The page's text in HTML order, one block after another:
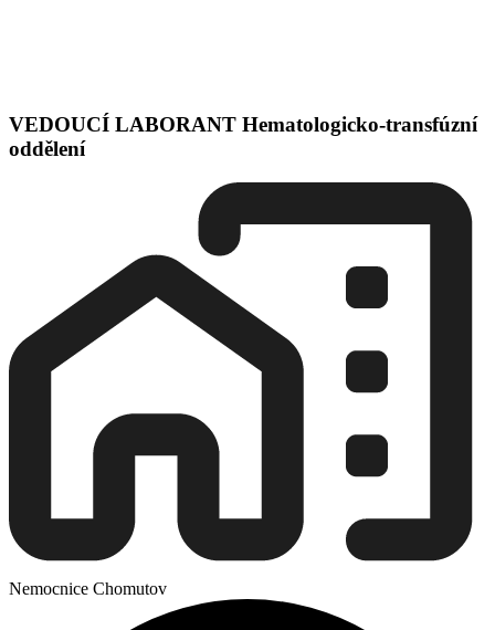
VEDOUCÍ LABORANT Hematologicko-transfúzní
oddělení
Nemocnice Chomutov